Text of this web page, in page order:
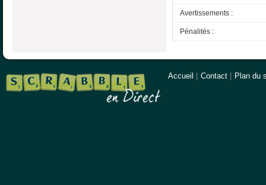
Avertissements :
Pénalités :
Accueil Contact Plan du